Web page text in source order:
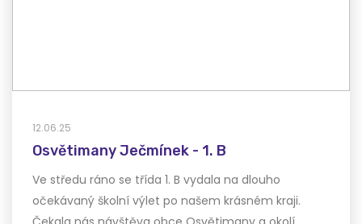
12.06.25
Osvětimany Ječmínek - 1. B
Ve středu ráno se třída 1. B vydala na dlouho
očekávaný školní výlet po našem krásném kraji.